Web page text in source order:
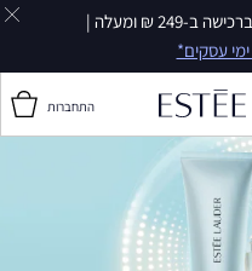
עלות משלוח 30 ₪ משלוח חינם ברכישה ב-249 ₪ ומעלה |
התחברות